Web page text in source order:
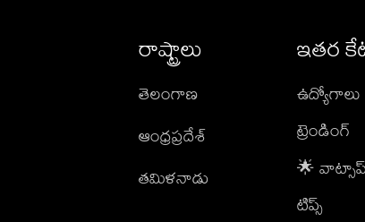
రాష్ట్రాలు
తెలంగాణ
ఆంధ్రప్రదేశ్
తమిళనాడు
ఇతర
ఉద్యోగాలు
ట్రెండింగ్
🌟
టిప్స్